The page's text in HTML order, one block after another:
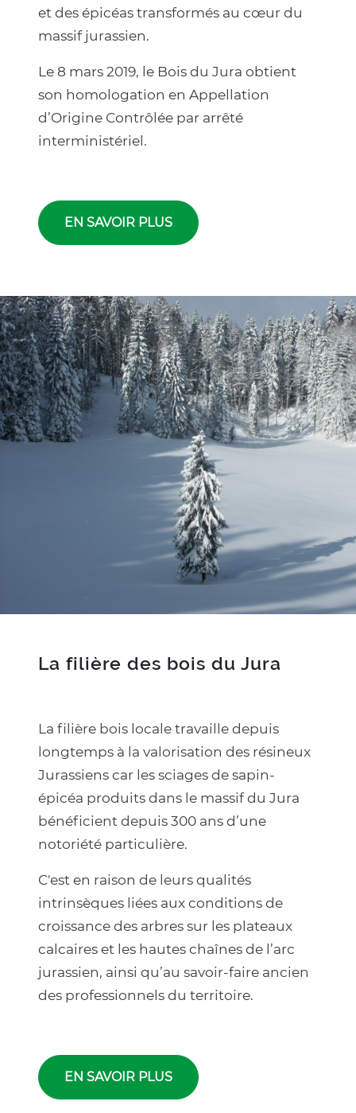
et des épicéas transformés au cœur du
massif jurassien.
Le 8 mars 2019, le Bois du Jura obtient
son homologation en Appellation
d’Origine Contrôlée par arrêté
interministériel.
EN SAVOIR PLUS
La filière des bois du Jura
La filière bois locale travaille depuis
longtemps à la valorisation des résineux
Jurassiens car les sciages de sapin-
épicéa produits dans le massif du Jura
bénéficient depuis 300 ans d’une
notoriété particulière.
C'est en raison de leurs qualités
intrinsèques liées aux conditions de
croissance des arbres sur les plateaux
calcaires et les hautes chaînes de l’arc
jurassien, ainsi qu’au savoir-faire ancien
des professionnels du territoire.
EN SAVOIR PLUS